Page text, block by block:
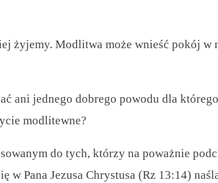
żyjemy. Modlitwa może wnieść pokój w
ani jednego dobrego powodu dla którego
modlitewne?
do tych, którzy na poważnie
Pana Jezusa Chrystusa (Rz 13:14)